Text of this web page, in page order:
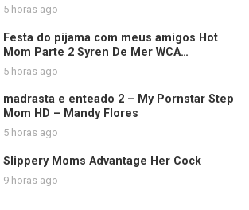
5 horas ago
Festa do pijama com meus amigos Hot
Mom Parte 2 Syren De Mer WCA
Productions
5 horas ago
madrasta e enteado 2 – My Pornstar Step
Mom HD – Mandy Flores
5 horas ago
Slippery Moms Advantage Her Cock
9 horas ago